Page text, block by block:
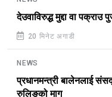
देउवाविरुद्ध मुद्दा वा पक्राउ
20 मिनेट अगाडी
NEWS
प्रधानमन्त्री बालेनलाई
रुलिङको माग